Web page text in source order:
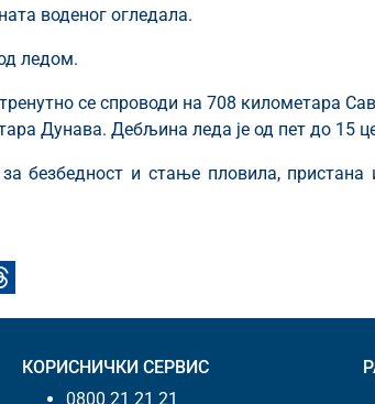
воденог огледала.
ледом.
се спроводи на 708 километара
Дунава. Дебљина леда је од пет до 15
безбедност и стање пловила, пристана
КОРИСНИЧКИ СЕРВИС
0800 21 21 21